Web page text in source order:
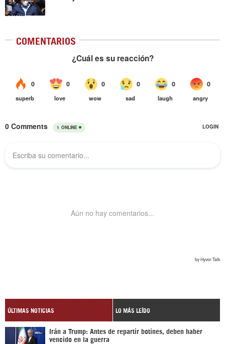
COMENTARIOS
ÚLTIMAS NOTICIAS LO MÁS LEÍDO
Irán a Trump: Antes de repartir botines, deben haber
vencido en la guerra